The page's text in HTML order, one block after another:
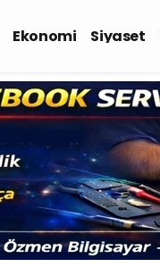
Ekonomi Siyaset